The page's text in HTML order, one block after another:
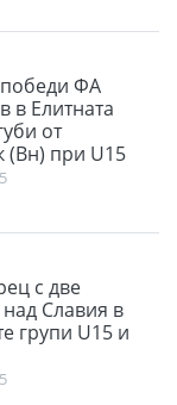
ФА
в Елитната
от
(Вн) при U15
с две
Славия в
групи U15 и